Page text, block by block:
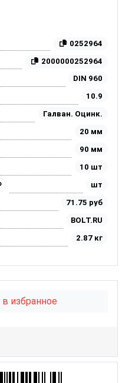
0252964
2000000252964
DIN 960
10.9
Галван. Оцинк.
20 мм
90 мм
10 шт
шт
71.75 руб
BOLT.RU
2.87 кг
избранное